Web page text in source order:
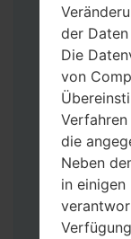
der
Die
von
die
Neben
in einigen